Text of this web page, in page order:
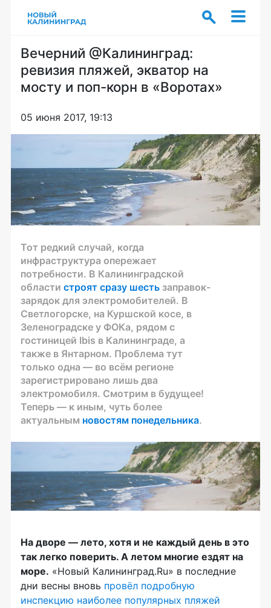
Вечерний @Калининград:
ревизия пляжей, экватор на
мосту и поп-корн в «Воротах»
05 июня 2017, 19:13
Тот редкий случай, когда
инфраструктура опережает
потребности. В Калининградской
области строят сразу шесть заправок-
зарядок для электромобителей. В
Светлогорске, на Куршской косе, в
Зеленоградске у ФОКа, рядом с
гостиницей Ibis в Калининграде, а
также в Янтарном. Проблема тут
только одна — во всём регионе
зарегистрировано лишь два
электромобиля. Смотрим в будущее!
Теперь — к иным, чуть более
актуальным новостям понедельника.
На дворе — лето, хотя и не каждый день в это
так легко поверить. А летом многие ездят на
море. «Новый Калининград.Ru» в последние
дни весны вновь провёл подробную
инспекцию наиболее популярных пляжей